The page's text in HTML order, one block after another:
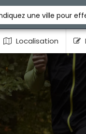
Localisation